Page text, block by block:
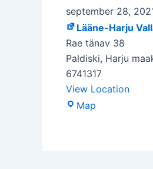
september 28,
Lääne-Harju
Rae tänav 38
Paldiski, Harju
6741317
View Location
Map